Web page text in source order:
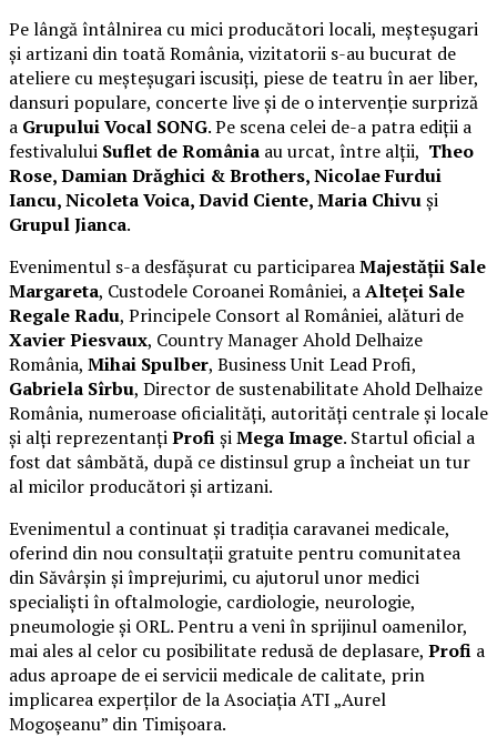
Pe lângă întâlnirea cu mici producători locali, meșteșugari
și artizani din toată România, vizitatorii s-au bucurat de
ateliere cu meșteșugari iscusiți, piese de teatru în aer liber,
dansuri populare, concerte live și de o intervenție surpriză
a Grupului Vocal SONG. Pe scena celei de-a patra ediții a
festivalului Suflet de România au urcat, între alții, Theo
Rose, Damian Drăghici & Brothers, Nicolae Furdui
Iancu, Nicoleta Voica, David Ciente, Maria Chivuși
Grupul Jianca.
Evenimentul s-a desfășurat cu participareaMajestății Sale
Margareta, Custodele Coroanei României, aAlteței Sale
Regale Radu, Principele Consort al României, alături de
Xavier Piesvaux, Country Manager Ahold Delhaize
România, Mihai Spulber, Business Unit Lead Profi,
Gabriela Sîrbu, Director de sustenabilitate Ahold Delhaize
România, numeroase oficialități, autorități centrale și locale
și alți reprezentanțiProfișiMega Image. Startul oficial a
fost dat sâmbătă, după ce distinsul grup a încheiat un tur
al micilor producători și artizani.
Evenimentul a continuat și tradiția caravanei medicale,
oferind din nou consultații gratuite pentru comunitatea
din Săvârșin și împrejurimi, cu ajutorul unor medici
specialiști în oftalmologie, cardiologie, neurologie,
pneumologie și ORL. Pentru a veni în sprijinul oamenilor,
mai ales al celor cu posibilitate redusă de deplasare, Profi a
adus aproape de ei servicii medicale de calitate, prin
implicarea experților de la Asociația ATI „Aurel
Mogoșeanu” din Timișoara.